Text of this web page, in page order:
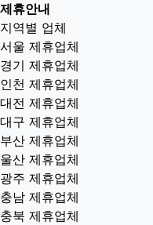
제휴안내
지역별 업체
서울 제휴업체
경기 제휴업체
인천 제휴업체
대전 제휴업체
대구 제휴업체
부산 제휴업체
울산 제휴업체
광주 제휴업체
충남 제휴업체
충북 제휴업체